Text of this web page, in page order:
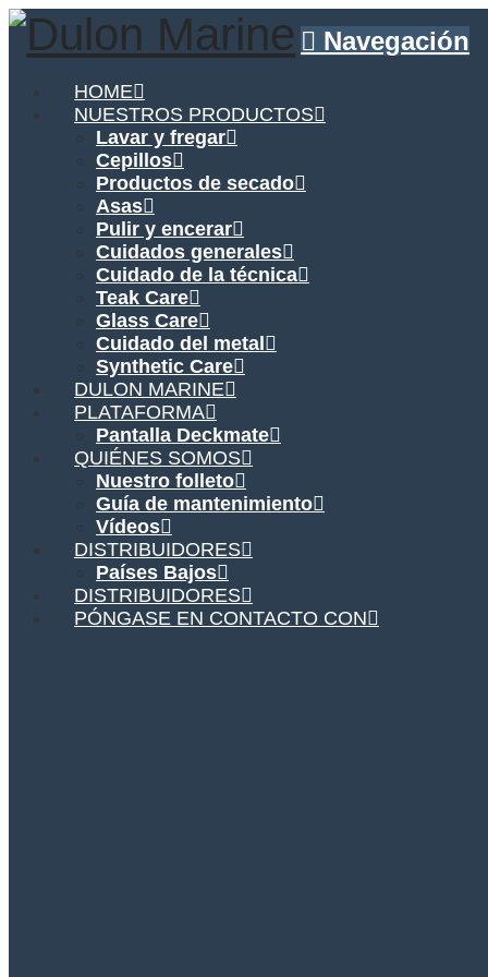
Navegación
HOME
NUESTROS PRODUCTOS
Lavar y fregar
Cepillos
Productos de secado
Asas
Pulir y encerar
Cuidados generales
Cuidado de la técnica
Teak Care
Glass Care
Cuidado del metal
Synthetic Care
DULON MARINE
PLATAFORMA
Pantalla Deckmate
QUIÉNES SOMOS
Nuestro folleto
Guía de mantenimiento
Vídeos
DISTRIBUIDORES
Países Bajos
DISTRIBUIDORES
PÓNGASE EN CONTACTO CON